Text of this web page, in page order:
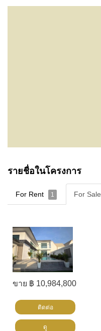
รายชื่อในโครงการ
For Rent 1 For Sale
ขาย ฿ 10,984,800
ติดต่อ
ดู